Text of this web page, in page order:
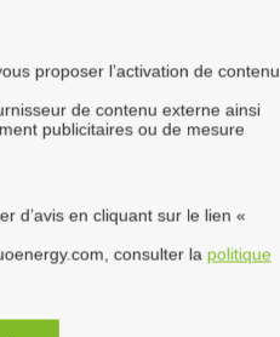
proposer l’activation de contenu
de contenu externe ainsi
publicitaires ou de mesure
d’avis en cliquant sur le lien «
consulter la politique